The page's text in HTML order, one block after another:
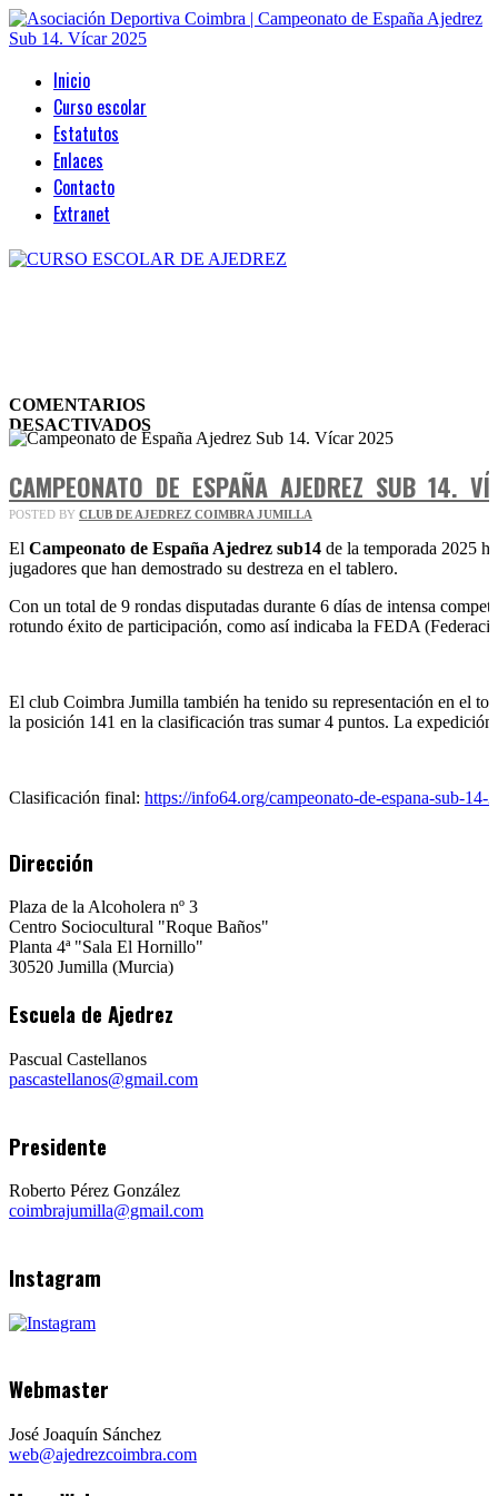
Inicio
Curso escolar
Estatutos
Enlaces
Contacto
Extranet
COMENTARIOS
DESACTIVADOS
EN
DE
ESPAÑA
AJEDREZ
SUB
14.
VÍCAR
2025
CAMPEONATO DE ESPAÑA AJEDREZ SUB 14.
POSTED BY CLUB DE AJEDREZ COIMBRA JUMILLA
El Campeonato de España Ajedrez sub14 de la temporada 2025
jugadores que han demostrado su destreza en el tablero.
Con un total de 9 rondas disputadas durante 6 días de intensa
rotundo éxito de participación, como así indicaba la FEDA
El club Coimbra Jumilla también ha tenido su representación en el
la posición 141 en la clasificación tras sumar 4 puntos. La
Clasificación final: https://info64.org/campeonato-de-espana-sub-14-
Dirección
Plaza de la Alcoholera nº 3
Centro Sociocultural "Roque Baños"
Planta 4ª "Sala El Hornillo"
30520 Jumilla (Murcia)
Escuela de Ajedrez
Pascual Castellanos
pascastellanos@gmail.com
Presidente
Roberto Pérez González
coimbrajumilla@gmail.com
Instagram
Webmaster
José Joaquín Sánchez
web@ajedrezcoimbra.com